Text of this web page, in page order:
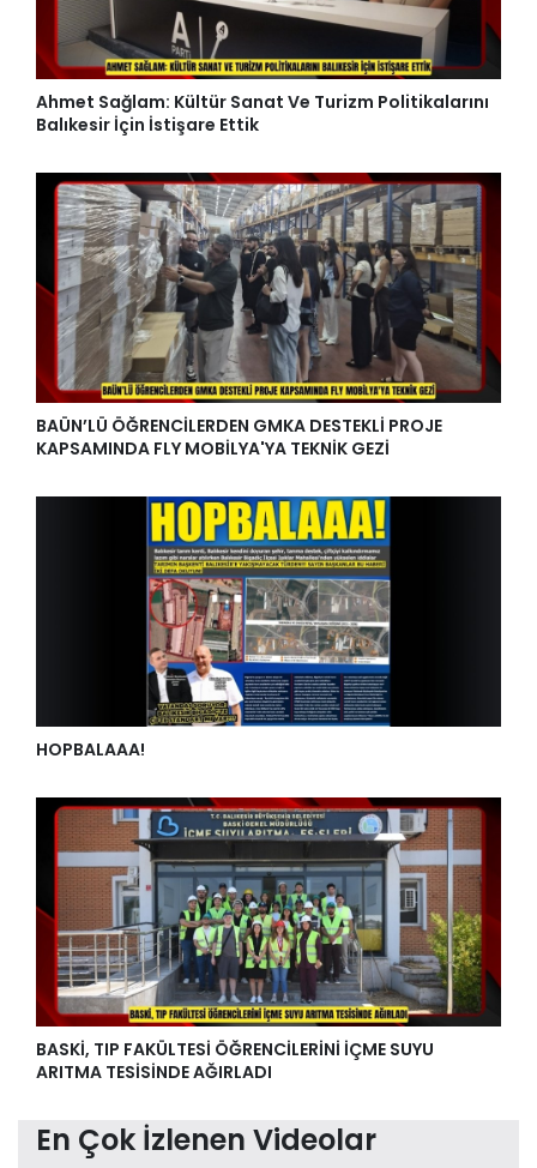
Ahmet Sağlam: Kültür Sanat Ve Turizm Politikalarını
Balıkesir İçin İstişare Ettik
BAÜN’LÜ ÖĞRENCİLERDEN GMKA DESTEKLİ PROJE
KAPSAMINDA FLY MOBİLYA'YA TEKNİK GEZİ
HOPBALAAA!
BASKİ, TIP FAKÜLTESİ ÖĞRENCİLERİNİ İÇME SUYU
ARITMA TESİSİNDE AĞIRLADI
En Çok İzlenen Videolar